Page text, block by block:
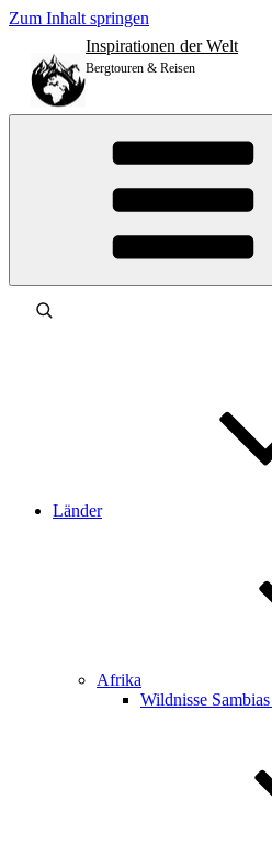
Zum Inhalt springen
Inspirationen der Welt
Bergtouren & Reisen
Länder
Afrika
Wildnisse